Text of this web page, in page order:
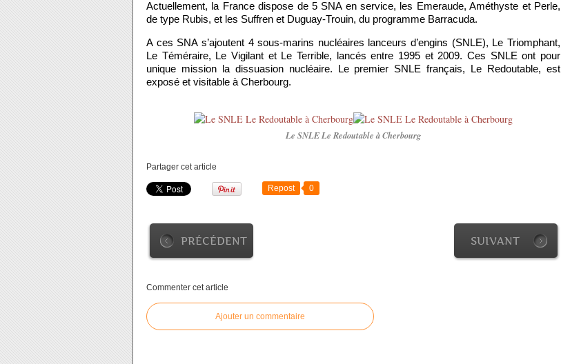
Actuellement, la France dispose de 5 SNA en service, les Emeraude, Améthyste et Perle,
de type Rubis, et les Suffren et Duguay-Trouin, du programme Barracuda.
A ces SNA s’ajoutent 4 sous-marins nucléaires lanceurs d’engins (SNLE), Le Triomphant,
Le Téméraire, Le Vigilant et Le Terrible, lancés entre 1995 et 2009. Ces SNLE ont pour
unique mission la dissuasion nucléaire. Le premier SNLE français, Le Redoutable, est
exposé et visitable à Cherbourg.
Le SNLE Le Redoutable à Cherbourg
Partager cet article
Repost 0
PRÉCÉDENT SUIVANT
Commenter cet article
Ajouter un commentaire